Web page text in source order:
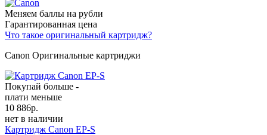
Меняем баллы на рубли
Гарантированная цена
Что такое оригинальный картридж?
Canon Оригинальные картриджи
Покупай больше -
плати меньше
10 886р.
нет в наличии
Картридж Canon EP-S